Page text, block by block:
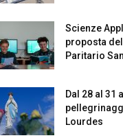
Scienze
proposta
Paritario
Dal 28 al 31
Lourdes